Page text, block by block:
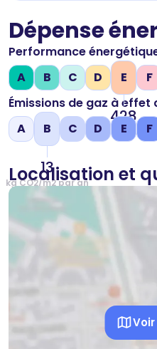
Dépense
Performance
A
B C D E
428
kWh/m2 par an
F
Émissions de gaz à effet
A
B
13
kg CO2/m2 par an
C D E F
Localisation et